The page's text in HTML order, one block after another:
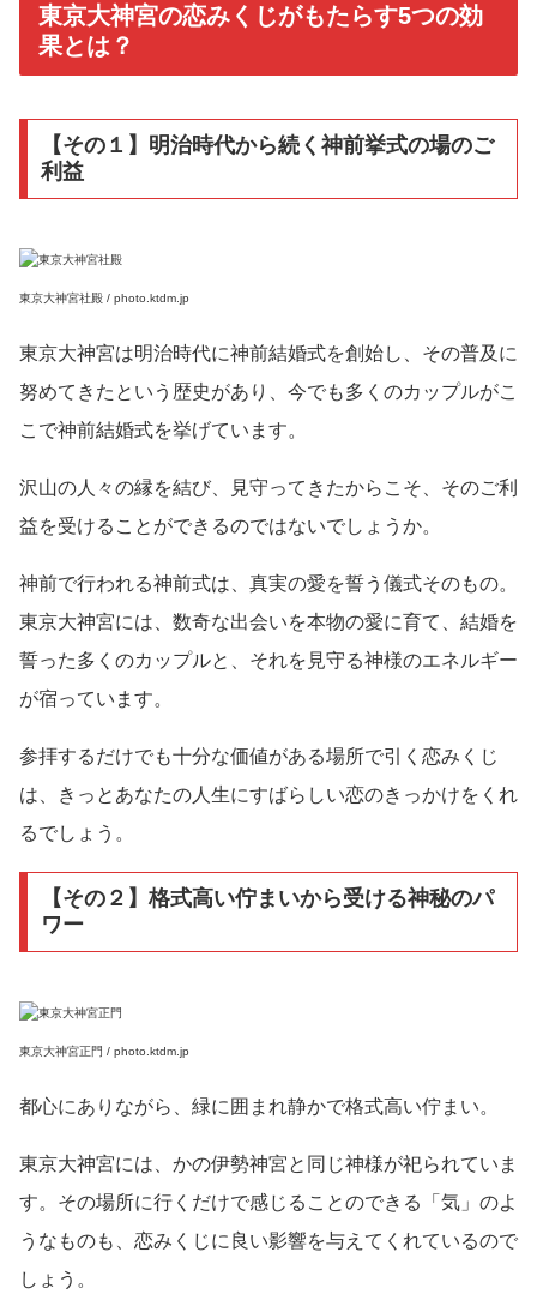
東京大神宮の恋みくじがもたらす5つの効
果とは？
【その１】明治時代から続く神前挙式の場のご
利益
東京大神宮社殿 / photo.ktdm.jp
東京大神宮は明治時代に神前結婚式を創始し、その普及に
努めてきたという歴史があり、今でも多くのカップルがこ
こで神前結婚式を挙げています。
沢山の人々の縁を結び、見守ってきたからこそ、そのご利
益を受けることができるのではないでしょうか。
神前で行われる神前式は、真実の愛を誓う儀式そのもの。
東京大神宮には、数奇な出会いを本物の愛に育て、結婚を
誓った多くのカップルと、それを見守る神様のエネルギー
が宿っています。
参拝するだけでも十分な価値がある場所で引く恋みくじ
は、きっとあなたの人生にすばらしい恋のきっかけをくれ
るでしょう。
【その２】格式高い佇まいから受ける神秘のパ
ワー
東京大神宮正門 / photo.ktdm.jp
都心にありながら、緑に囲まれ静かで格式高い佇まい。
東京大神宮には、かの伊勢神宮と同じ神様が祀られていま
す。その場所に行くだけで感じることのできる「気」のよ
うなものも、恋みくじに良い影響を与えてくれているので
しょう。